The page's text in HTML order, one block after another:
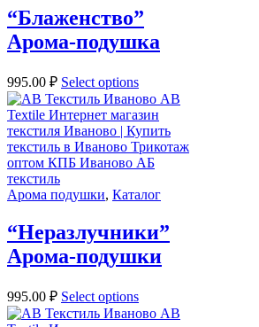
“Блаженство”
Арома-подушка
995.00 ₽ Select options
Арома подушки, Каталог
“Неразлучники”
Арома-подушки
995.00 ₽ Select options